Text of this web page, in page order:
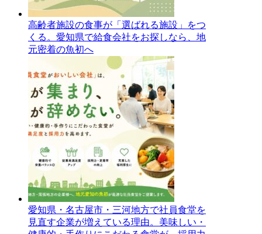
高齢者施設の食事が「選ばれる施設」をつ
くる。愛知県で給食会社をお探しなら、地
元密着の魚初へ
愛知県・名古屋市・三河地方で社員食堂を
見直す企業が増えている理由。美味しい・